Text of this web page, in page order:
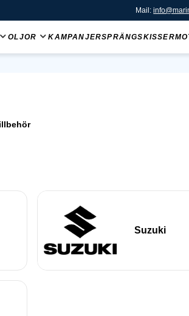
Mail:
OLJOR KAMPANJERSPRÄNGSKISSER
Suzuki